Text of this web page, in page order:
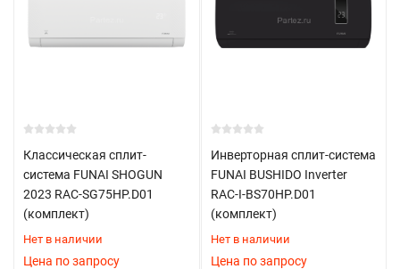
Классическая сплит-
система FUNAI SHOGUN
2023 RAC-SG75HP.D01
(комплект)
Нет в наличии
Цена по запросу
Инверторная сплит-система
FUNAI BUSHIDO Inverter
RAC-I-BS70HP.D01
(комплект)
Нет в наличии
Цена по запросу